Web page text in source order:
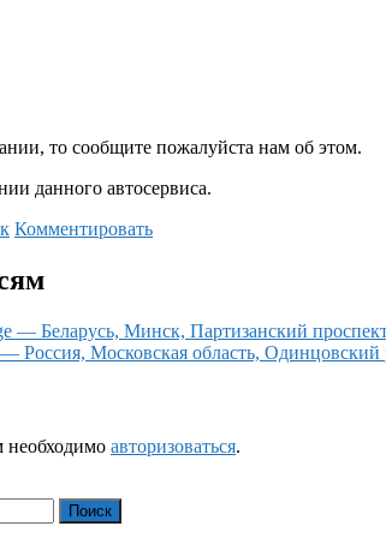
то сообщите пожалуйста нам об этом.
данного автосервиса.
Комментировать
— Беларусь, Минск, Партизанский
Россия, Московская область,
необходимо авторизоваться.
Поиск